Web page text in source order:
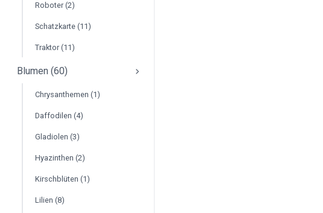
Roboter (2)
Schatzkarte (11)
Traktor (11)
Blumen (60)
Chrysanthemen (1)
Daffodilen (4)
Gladiolen (3)
Hyazinthen (2)
Kirschblüten (1)
Lilien (8)